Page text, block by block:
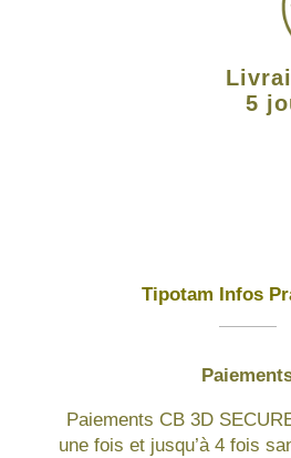
5
Tipotam Infos
Paiements CB 3D
une fois et jusqu’à 4 fois